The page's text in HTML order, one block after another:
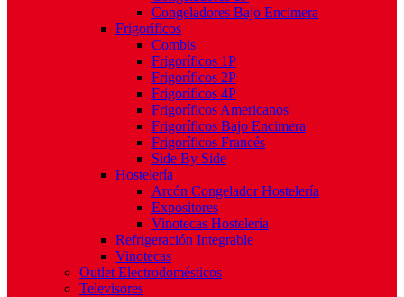
Congeladores Bajo Encimera
Frigoríficos
Combis
Frigoríficos 1P
Frigoríficos 2P
Frigoríficos 4P
Frigoríficos Americanos
Frigoríficos Bajo Encimera
Frigoríficos Francés
Side By Side
Hostelería
Arcón Congelador Hostelería
Expositores
Vinotecas Hostelería
Refrigeración Integrable
Vinotecas
Outlet Electrodomésticos
Televisores